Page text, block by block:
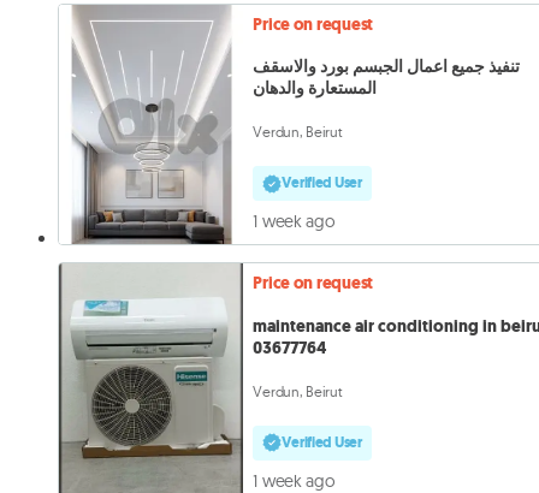
Price on request
تنفيذ جميع اعمال الجبسم بورد والاسقف
المستعارة والدهان
Verdun, Beirut
Verified User
1 week ago
Price on request
maintenance air conditioning in
03677764
Verdun, Beirut
Verified User
1 week ago